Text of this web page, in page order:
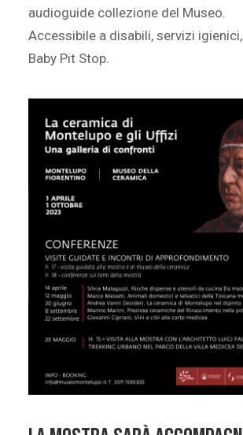
audioguide collezione del Museo.
Accessibile a disabili, servizi
Baby Pit Stop.